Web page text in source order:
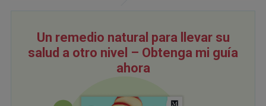
Un remedio natural para llevar su
salud a otro nivel – Obtenga mi guía
ahora